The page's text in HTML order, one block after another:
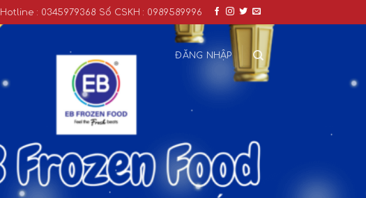
Hotline : 0345979368 Số CSKH : 0989589996
ĐĂNG NHẬP